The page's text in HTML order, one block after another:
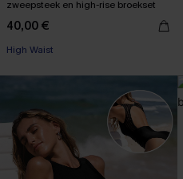
zweepsteek en high-rise broekset
40,00 €
【AG18】2 met 10% korting
High Waist